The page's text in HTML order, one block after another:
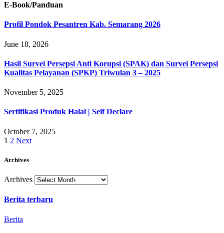
E-Book/Panduan
Profil Pondok Pesantren Kab. Semarang 2026
June 18, 2026
Hasil Survei Persepsi Anti Korupsi (SPAK) dan Survei Persepsi
Kualitas Pelayanan (SPKP) Triwulan 3 – 2025
November 5, 2025
Sertifikasi Produk Halal | Self Declare
October 7, 2025
1 2 Next
Archives
Archives
Berita terbaru
Berita